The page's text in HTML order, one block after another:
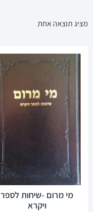
מציג תוצאה אחת
מי מרום -שיחות לספר
ויקרא